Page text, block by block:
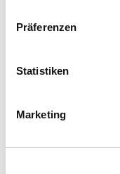
Präferenzen
Statistiken
Marketing
Verfügbarkeit:
portofrei